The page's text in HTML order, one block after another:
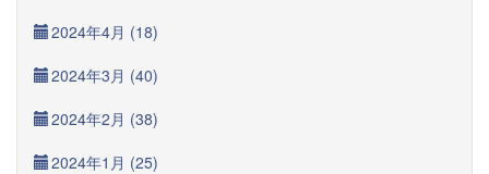
2024年4月 (18)
2024年3月 (40)
2024年2月 (38)
2024年1月 (25)